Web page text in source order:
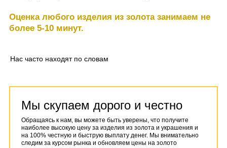
Оценка любого изделия из золота занимаем не
более 5-10 минут.
Нас часто находят по словам
Мы скупаем дорого и честно
Обращаясь к нам, вы можете быть уверены, что получите
наиболее высокую цену за изделия из золота и украшения и
на 100% честную и быструю выплату денег. Мы внимательно
следим за курсом рынка и обновляем цены на золото